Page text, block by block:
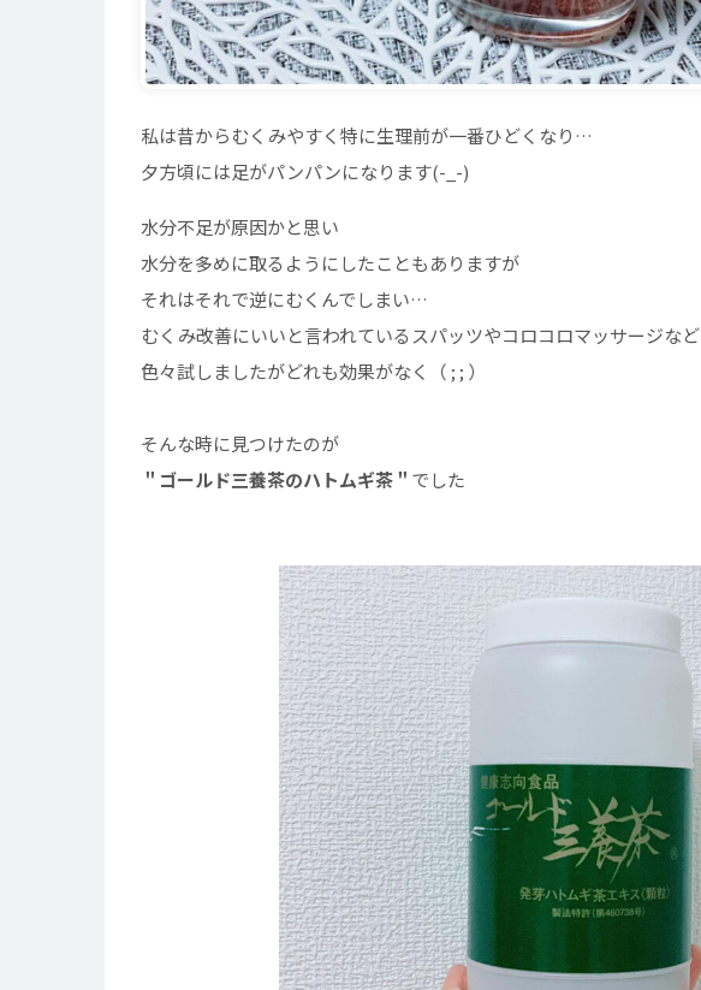
私は昔からむくみやすく特に生理前が一番ひどくなり…
夕方頃には足がパンパンになります(-_-)
水分不足が原因かと思い
水分を多めに取るようにしたこともありますが
それはそれで逆にむくんでしまい…
むくみ改善にいいと言われているスパッツやコロコロマッサージなど
色々試しましたがどれも効果がなく（ ; ; ）
そんな時に見つけたのが
＂ゴールド三養茶のハトムギ茶＂ でした